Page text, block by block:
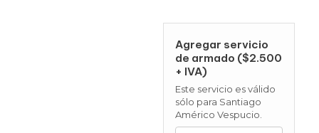
Agregar servicio
de armado ($2.500
+ IVA)
Este servicio es válido
sólo para Santiago
Américo Vespucio.